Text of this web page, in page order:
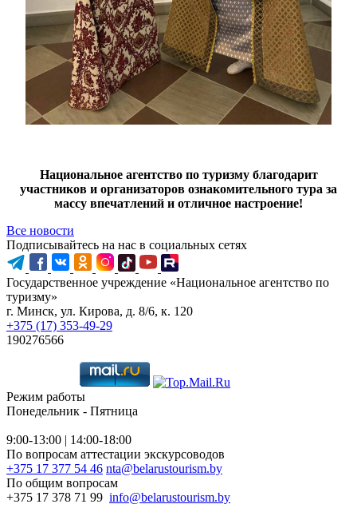
Национальное агентство по туризму благодарит
участников и организаторов ознакомительного тура за
массу впечатлений и отличное настроение!
Все новости
Подписывайтесь на нас в социальных сетях
Государственное учреждение «Национальное агентство по
туризму»
г. Минск, ул. Кирова, д. 8/6, к. 120
+375 (17) 353-49-29
190276566
Режим работы
Понедельник - Пятница
9:00-13:00 | 14:00-18:00
По вопросам аттестации экскурсоводов
+375 17 377 54 46 nta@belarustourism.by
По общим вопросам
+375 17 378 71 99 info@belarustourism.by